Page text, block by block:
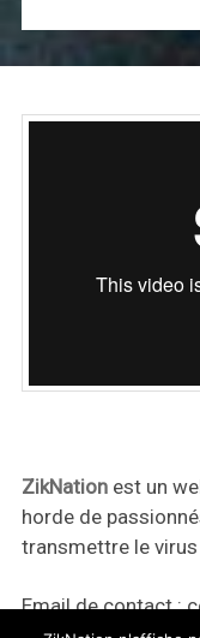
ZikNationest un
horde de
transmettre le
Email de contact :